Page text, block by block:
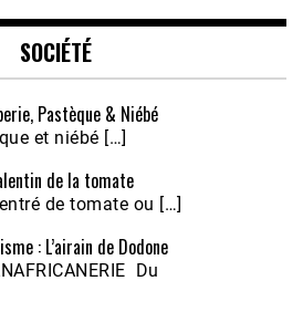
de Claudiane Kapia
SOCIÉTÉ
Pastèque & Niébé
et niébé […]
de la tomate
de tomate ou […]
: L’airain de Dodone
Du